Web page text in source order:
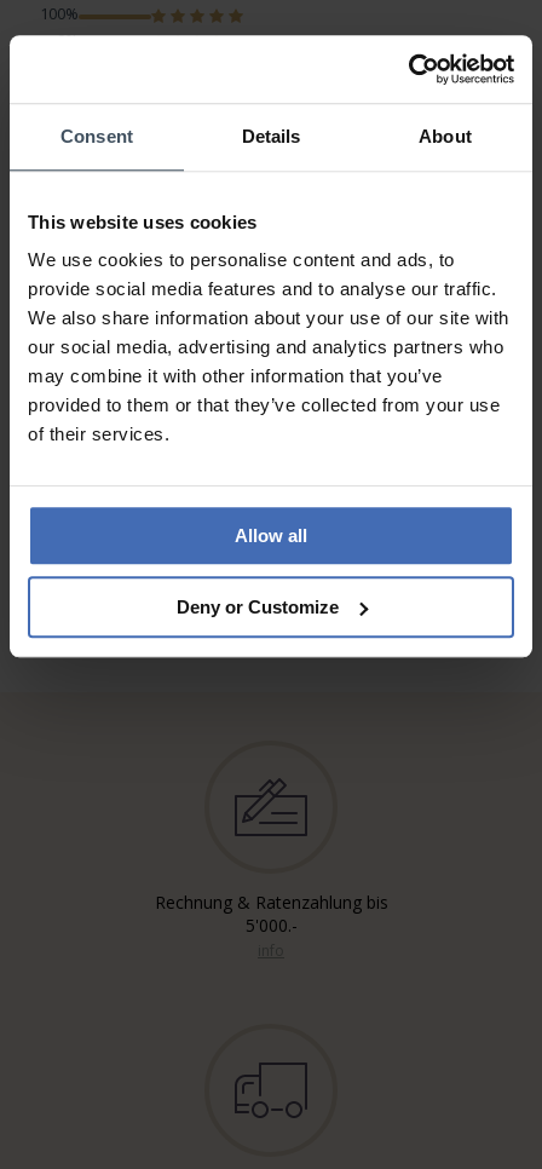
Consent Details About
This website uses cookies
We use cookies to personalise content and ads, to
provide social media features and to analyse our traffic.
We also share information about your use of our site with
our social media, advertising and analytics partners who
may combine it with other information that you’ve
provided to them or that they’ve collected from your use
of their services.
Allow all
Deny or Customize
100%
0%
Jolie montre
DESIGN
PREIS-LEISTUNG
QUALITÄT
Franchement c'est une belle montre, livraison au top, je
recommande
ZU DEN BEWERTUNGEN
Rechnung & Ratenzahlung bis
5'000.-